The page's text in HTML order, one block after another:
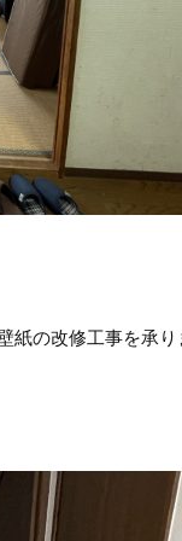
紙の改修工事を承